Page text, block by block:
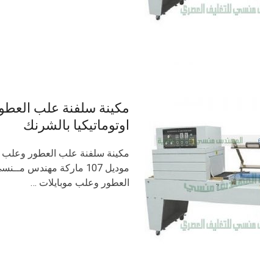
مكينة سلفنة علب
اوتوماتيكيا بالشرنك
مكينة سلفنة علب العطور وعلب
موديل 107 ماركة
العطور وعلب موبايلات …